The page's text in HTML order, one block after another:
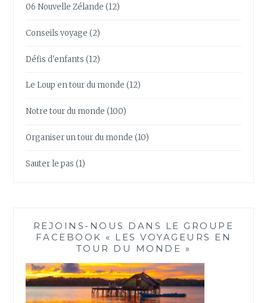
06 Nouvelle Zélande (12)
Conseils voyage (2)
Défis d'enfants (12)
Le Loup en tour du monde (12)
Notre tour du monde (100)
Organiser un tour du monde (10)
Sauter le pas (1)
REJOINS-NOUS DANS LE GROUPE
FACEBOOK « LES VOYAGEURS EN
TOUR DU MONDE »